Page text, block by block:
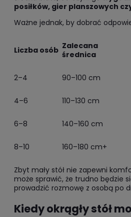
posiłków, gier planszowych
Ważne jednak, by dobrać
Liczba osób Zalecana
średnica
2–4 90–100 cm
4–6 110–130 cm
6–8 140–160 cm
8–10 160–180 cm+
Zbyt mały stół nie zapewni
może sprawić, że trudno będzie
prowadzić rozmowę z osobą po
Kiedy okrągły stół